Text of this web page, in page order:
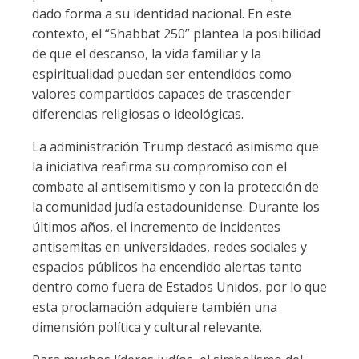
dado forma a su identidad nacional. En este
contexto, el “Shabbat 250” plantea la posibilidad
de que el descanso, la vida familiar y la
espiritualidad puedan ser entendidos como
valores compartidos capaces de trascender
diferencias religiosas o ideológicas.
La administración Trump destacó asimismo que
la iniciativa reafirma su compromiso con el
combate al antisemitismo y con la protección de
la comunidad judía estadounidense. Durante los
últimos años, el incremento de incidentes
antisemitas en universidades, redes sociales y
espacios públicos ha encendido alertas tanto
dentro como fuera de Estados Unidos, por lo que
esta proclamación adquiere también una
dimensión política y cultural relevante.